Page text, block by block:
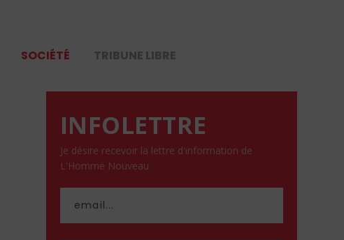
SOCIÉTÉ TRIBUNE LIBRE
INFOLETTRE
Je désire recevoir la lettre d'information de
L'Homme Nouveau